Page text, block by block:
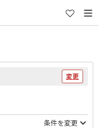
変更
条件を変更